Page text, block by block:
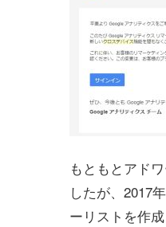
もともとアド
したが、2017
ーリストを作